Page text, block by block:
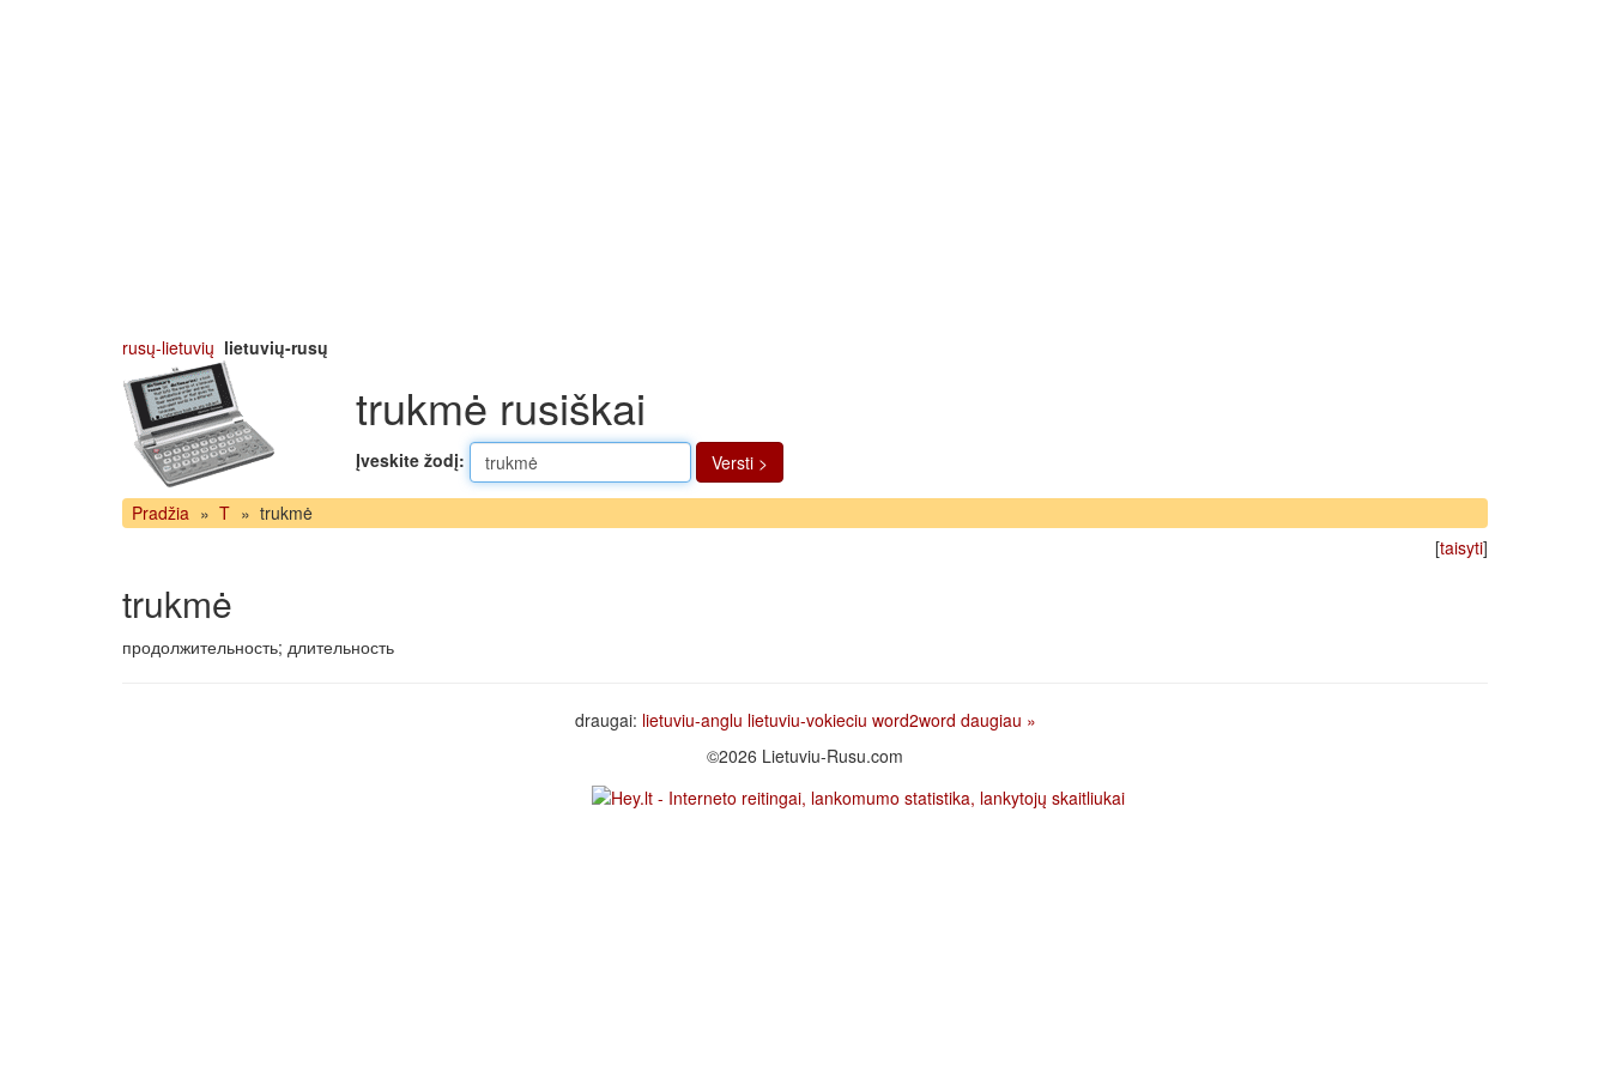
rusų-lietuvių lietuvių-rusų
trukmė rusiškai
Įveskite žodį: Versti >
Pradžia » T » trukmė
[taisyti]
trukmė
продолжительность; длительность
draugai: lietuviu-anglu lietuviu-vokieciu word2word daugiau »
©2026 Lietuviu-Rusu.com